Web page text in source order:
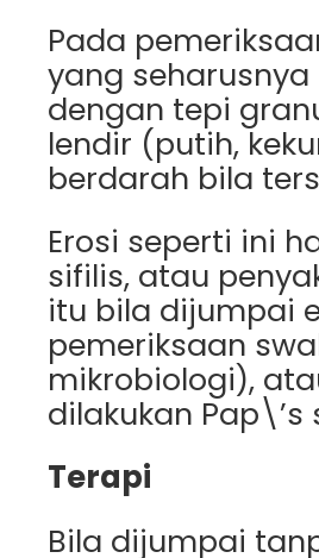
Pada
yang
dengan tepi
lendir (putih,
berdarah bila
Erosi seperti ini
sifilis, atau
itu bila dijumpai
pemeriksaan
mikrobiologi),
dilakukan
Terapi
Bila dijumpai